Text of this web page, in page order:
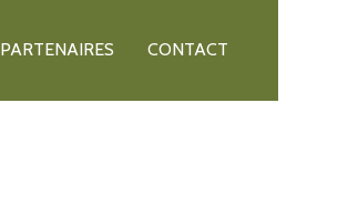
PARTENAIRES CONTACT